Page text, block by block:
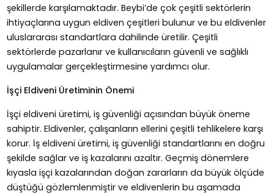
şekillerde karşılamaktadır. Beybi’de çok çeşitli sektörlerin
ihtiyaçlarına uygun eldiven çeşitleri bulunur ve bu eldivenler
uluslararası standartlara dahilinde üretilir. Çeşitli
sektörlerde pazarlanır ve kullanıcıların güvenli ve sağlıklı
uygulamalar gerçekleştirmesine yardımcı olur.
İşçi Eldiveni Üretiminin Önemi
İşçi eldiveni üretimi, iş güvenliği açısından büyük öneme
sahiptir. Eldivenler, çalışanların ellerini çeşitli tehlikelere karşı
korur. İş eldiveni üretimi, iş güvenliği standartlarını en doğru
şekilde sağlar ve iş kazalarını azaltır. Geçmiş dönemlere
kıyasla işçi kazalarından doğan zararların da büyük ölçüde
düştüğü gözlemlenmiştir ve eldivenlerin bu aşamada